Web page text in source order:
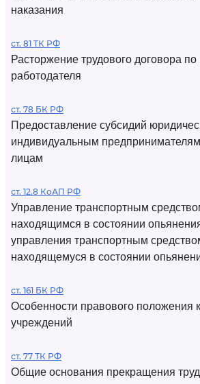
наказания
ст. 81 ТК РФ
Расторжение трудового договора
работодателя
ст. 78 БК РФ
Предоставление субсидий
индивидуальным
лицам
ст. 12.8 КоАП РФ
Управление транспортным
находящимся в состоянии
управления транспортным
находящемуся в состоянии
ст. 161 БК РФ
Особенности правового положения
учреждений
ст. 77 ТК РФ
Общие основания прекращения